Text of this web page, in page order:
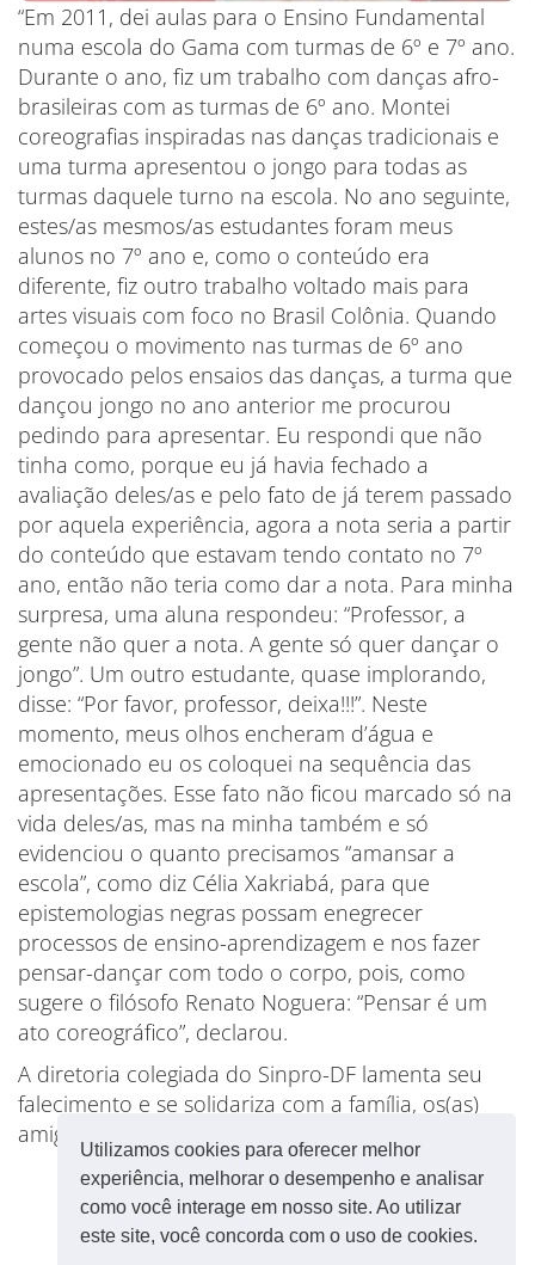
Utilizamos cookies para oferecer melhor
experiência, melhorar o desempenho e analisar
como você interage em nosso site. Ao utilizar
este site, você concorda com o uso de cookies.
“Em 2011, dei aulas para o Ensino Fundamental
numa escola do Gama com turmas de 6º e 7º ano.
Durante o ano, fiz um trabalho com danças afro-
brasileiras com as turmas de 6º ano. Montei
coreografias inspiradas nas danças tradicionais e
uma turma apresentou o jongo para todas as
turmas daquele turno na escola. No ano seguinte,
estes/as mesmos/as estudantes foram meus
alunos no 7º ano e, como o conteúdo era
diferente, fiz outro trabalho voltado mais para
artes visuais com foco no Brasil Colônia. Quando
começou o movimento nas turmas de 6º ano
provocado pelos ensaios das danças, a turma que
dançou jongo no ano anterior me procurou
pedindo para apresentar. Eu respondi que não
tinha como, porque eu já havia fechado a
avaliação deles/as e pelo fato de já terem passado
por aquela experiência, agora a nota seria a partir
do conteúdo que estavam tendo contato no 7º
ano, então não teria como dar a nota. Para minha
surpresa, uma aluna respondeu: “Professor, a
gente não quer a nota. A gente só quer dançar o
jongo”. Um outro estudante, quase implorando,
disse: “Por favor, professor, deixa!!!”. Neste
momento, meus olhos encheram d’água e
emocionado eu os coloquei na sequência das
apresentações. Esse fato não ficou marcado só na
vida deles/as, mas na minha também e só
evidenciou o quanto precisamos “amansar a
escola”, como diz Célia Xakriabá, para que
epistemologias negras possam enegrecer
processos de ensino-aprendizagem e nos fazer
pensar-dançar com todo o corpo, pois, como
sugere o filósofo Renato Noguera: “Pensar é um
ato coreográfico”, declarou.
A diretoria colegiada do Sinpro-DF lamenta seu
falecimento e se solidariza com a família, os(as)
amigos(as), colegas e estudantes.